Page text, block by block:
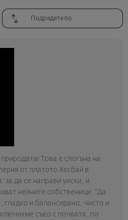
Това е слогъна на
от платото Хесбай в
за да се направи уиски, и
нейните собственици. "Да
гладко и балансирано, чисто и
съюз с почвата, по